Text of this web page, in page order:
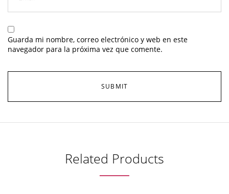
Guarda mi nombre, correo electrónico y web en este
navegador para la próxima vez que comente.
Related Products